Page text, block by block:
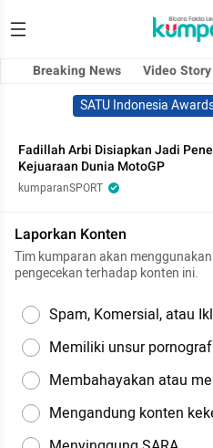
Breaking News Video Story
SATU Indonesia
Fadillah Arbi Disiapkan Jadi
Kejuaraan Dunia MotoGP
kumparanSPORT
Laporkan Konten
Tim kumparan akan
pengecekan terhadap konten ini.
Spam, Komersial, atau
Memiliki unsur
Membahayakan atau
Mengandung konten